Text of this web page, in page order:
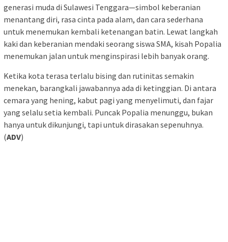
generasi muda di Sulawesi Tenggara—simbol keberanian
menantang diri, rasa cinta pada alam, dan cara sederhana
untuk menemukan kembali ketenangan batin. Lewat langkah
kaki dan keberanian mendaki seorang siswa SMA, kisah Popalia
menemukan jalan untuk menginspirasi lebih banyak orang.
Ketika kota terasa terlalu bising dan rutinitas semakin
menekan, barangkali jawabannya ada di ketinggian. Di antara
cemara yang hening, kabut pagi yang menyelimuti, dan fajar
yang selalu setia kembali. Puncak Popalia menunggu, bukan
hanya untuk dikunjungi, tapi untuk dirasakan sepenuhnya.
(ADV)